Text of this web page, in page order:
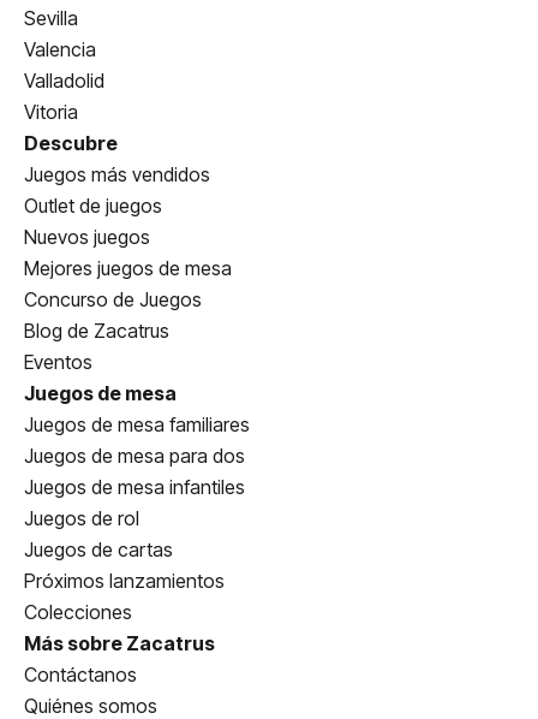
Sevilla
Valencia
Valladolid
Vitoria
Descubre
Juegos más vendidos
Outlet de juegos
Nuevos juegos
Mejores juegos de mesa
Concurso de Juegos
Blog de Zacatrus
Eventos
Juegos de mesa
Juegos de mesa familiares
Juegos de mesa para dos
Juegos de mesa infantiles
Juegos de rol
Juegos de cartas
Próximos lanzamientos
Colecciones
Más sobre Zacatrus
Contáctanos
Quiénes somos